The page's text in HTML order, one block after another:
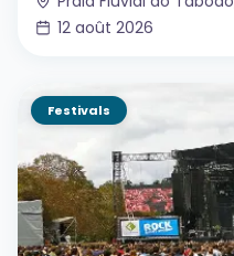
12 août 2026
Festivals